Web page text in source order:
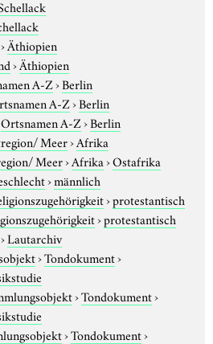
›Äthiopien
›Äthiopien
A-Z›Berlin
A-Z›Berlin
Ortsnamen A-Z›Berlin
Meer›Afrika
Meer›Afrika›Ostafrika
›männlich
›protestantisch
›protestantisch
Lautarchiv
›Tondokument›
›Tondokument›
›Tondokument›